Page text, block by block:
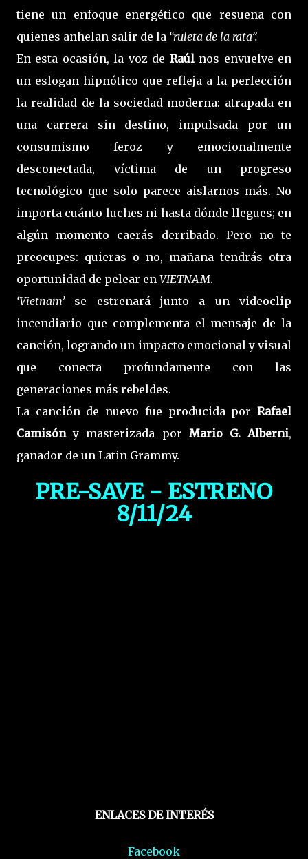
tiene un enfoque energético que resuena con
quienes anhelan salir de la “ruleta de la rata”.
En esta ocasión, la voz de Raúl nos envuelve en
un eslogan hipnótico que refleja a la perfección
la realidad de la sociedad moderna: atrapada en
una carrera sin destino, impulsada por un
consumismo feroz y emocionalmente
desconectada, víctima de un progreso
tecnológico que solo parece aislarnos más. No
importa cuánto luches ni hasta dónde llegues; en
algún momento caerás derribado. Pero no te
preocupes: quieras o no, mañana tendrás otra
oportunidad de pelear en VIETNAM.
‘Vietnam’ se estrenará junto a un videoclip
incendiario que complementa el mensaje de la
canción, logrando un impacto emocional y visual
que conecta profundamente con las
generaciones más rebeldes.
La canción de nuevo fue producida por Rafael
Camisóny masterizada por Mario G. Alberni,
ganador de un Latin Grammy.
PRE-SAVE - ESTRENO
8/11/24
ENLACES DE INTERÉS
Facebook